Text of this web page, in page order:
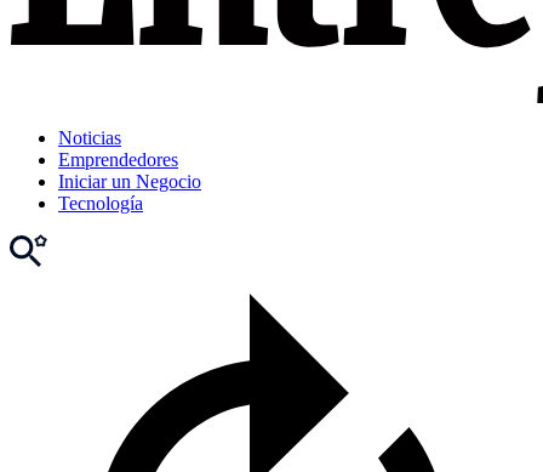
Noticias
Emprendedores
Iniciar un Negocio
Tecnología